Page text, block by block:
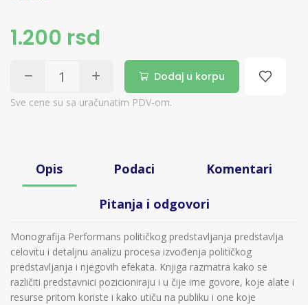
1.200 rsd
Dodaj u korpu
Sve cene su sa uračunatim PDV-om.
Opis Podaci Komentari
Pitanja i odgovori
Monografija Performans političkog predstavljanja predstavlja
celovitu i detaljnu analizu procesa izvođenja političkog
predstavljanja i njegovih efekata. Knjiga razmatra kako se
različiti predstavnici pozicioniraju i u čije ime govore, koje alate i
resurse pritom koriste i kako utiču na publiku i one koje